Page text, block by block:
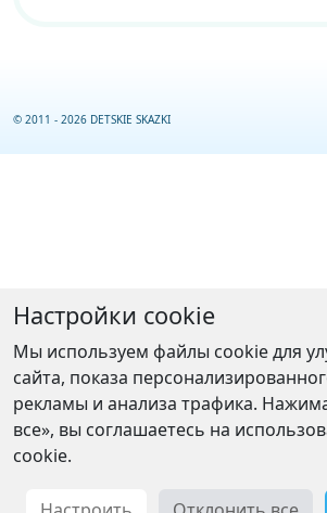
© 2011 - 2026 DETSKIE SKAZKI
Настройки cookie
Мы используем файлы cookie для
сайта, показа
рекламы и анализа трафика.
все», вы соглашаетесь на
cookie.